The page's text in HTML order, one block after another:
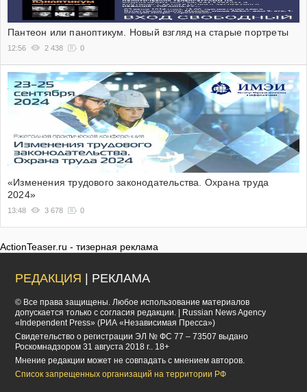
Пантеон или паноптикум. Новый взгляд на старые портреты
12:56 2 438 0
«Изменения трудового законодательства. Охрана труда
2024»
13:48 3 678 0
ActionTeaser.ru - тизерная реклама
РЕДАКЦИЯ | РЕКЛАМА
© Все права защищены. Любое использование материалов
допускается только с согласия редакции. | Russian News Agency
«Independent Press» (РИА «Независимая Пресса»)
Cвидетельство о регистрации ЭЛ № ФС 77 – 73507 выдано
Роскомнадзором 31 августа 2018 г.. 18+
Мнение редакции может не совпадать с мнением авторов.
Список запрещенных организаций на территории РФ